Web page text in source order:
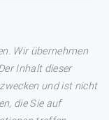
Wir übernehmen
Inhalt dieser
und ist nicht
die Sie auf